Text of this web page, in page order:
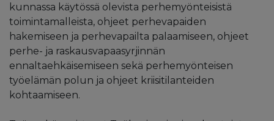
kunnassa käytössä olevista perhemyönteisistä
toimintamalleista, ohjeet perhevapaiden
hakemiseen ja perhevapailta palaamiseen, ohjeet
perhe- ja raskausvapaasyrjinnän
ennaltaehkäisemiseen sekä perhemyönteisen
työelämän polun ja ohjeet kriisitilanteiden
kohtaamiseen.